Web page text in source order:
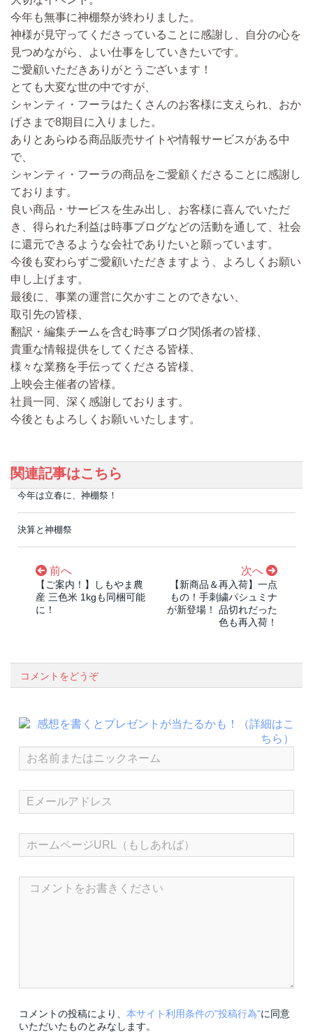
今年も無事に神棚祭が終わりました。
神様が見守ってくださっていることに感謝し、自分の心を
見つめながら、よい仕事をしていきたいです。
ご愛顧いただきありがとうございます！
とても大変な世の中ですが、
シャンティ・フーラはたくさんのお客様に支えられ、おか
げさまで8期目に入りました。
ありとあらゆる商品販売サイトや情報サービスがある中
で、
シャンティ・フーラの商品をご愛顧くださることに感謝し
ております。
良い商品・サービスを生み出し、お客様に喜んでいただ
き、得られた利益は時事ブログなどの活動を通して、社会
に還元できるような会社でありたいと願っています。
今後も変わらずご愛顧いただきますよう、よろしくお願い
申し上げます。
最後に、 事業の運営に欠かすことのできない、
取引先の皆様、
翻訳・編集チームを含む時事ブログ関係者の皆様、
貴重な情報提供をしてくださる皆様、
様々な業務を手伝ってくださる皆様、
上映会主催者の皆様。
社員一同、深く感謝しております。
今後ともよろしくお願いいたします。
関連記事はこちら
今年は立春に、神棚祭！
決算と神棚祭
前へ
【ご案内！】しもやま農
産 三色米 1kgも同梱可能
に！
次へ
【新商品＆再入荷】一点
もの！手刺繍パシュミナ
が新登場！ 品切れだった
色も再入荷！
コメントをどうぞ
コメントの投稿により、 本サイト利用条件の"投稿行為"に同意
いただいたものとみなします。